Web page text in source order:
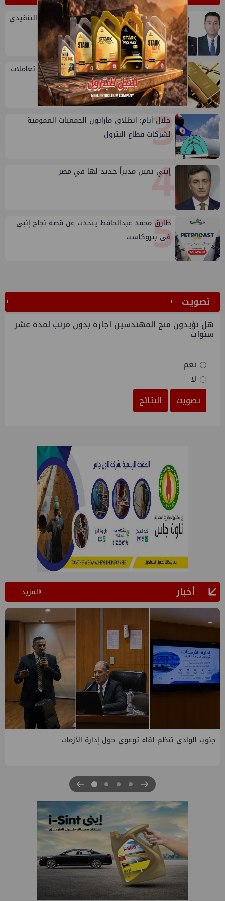
1
تعيين أحمد شتا ووليد أنور نائبين للرئيس التنفيذي
للهيئة
2
سعر الذهب اليوم في مصر يرتفع مع بداية تعاملات
الأحد
3
خلال أيام: انطلاق ماراثون الجمعيات العمومية
لشركات قطاع البترول
4
إيني تعين مديراً جديد لها في مصر
5
طارق محمد عبدالحافظ يتحدث عن قصة نجاح إنبي
في بتروكاست
ﺗﺼﻮﻳﺖ
هل تؤيدون منح المهندسين اجازة بدون مرتب لمدة عشر
سنوات
نعم
لا
تصويت
النتائج
أخبار المزيد
التخطيط والبترول يبحثان جهود تحقيق أمن الطاقة ضمن خطة